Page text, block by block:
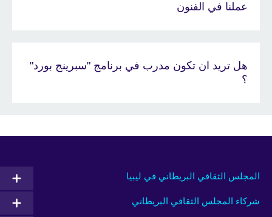
عملنا في الفنون
هل تريد ان تكون مدرب في برنامج "سبرينج بورد"
؟
المجلس الثقافي البريطاني في ليبيا
شركاء المجلس الثقافي البريطاني